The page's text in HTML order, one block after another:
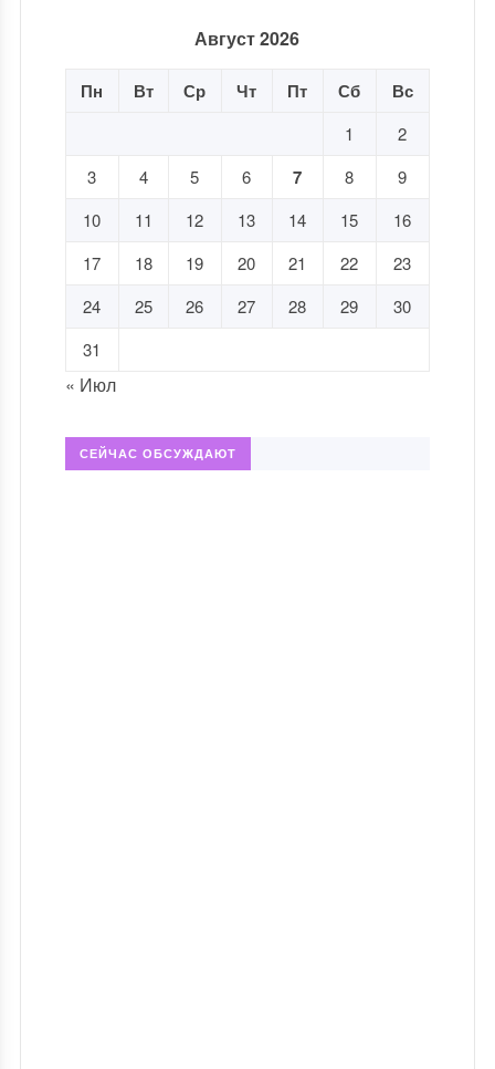
Август 2026
Пн Вт Ср Чт Пт Сб Вс
1
2
3
4 5 6 7 8
9
10
11 12 13 14 15
16
17
18 19 20 21 22
23
24
25 26 27 28 29
30
31
« Июл
СЕЙЧАС ОБСУЖДАЮТ